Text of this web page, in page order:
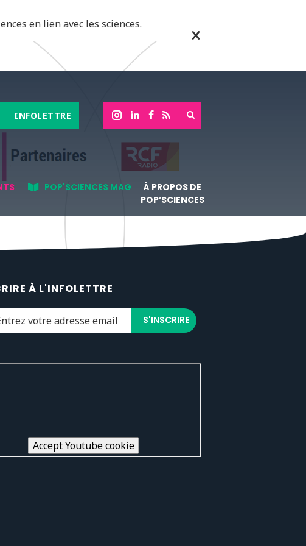
en lien avec les sciences.
INFOLETTRE
POP'SCIENCES MAG
À PROPOS DE
POP’SCIENCES
À L'INFOLETTRE
Accept Youtube cookie